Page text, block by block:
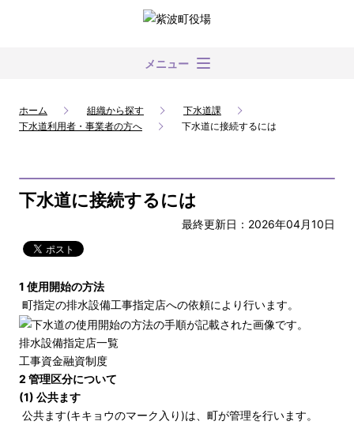
メニュー
ホーム 組織から探す
下水道課
下水道利用者・事業者の方へ
下水道に接続するには
下水道に接続するには
最終更新日：2026年04月10日
1 使用開始の方法
町指定の排水設備工事指定店への依頼により行います。
排水設備指定店一覧
工事資金融資制度
2 管理区分について
(1) 公共ます
公共ます(キキョウのマーク入り)は、町が管理を行います。